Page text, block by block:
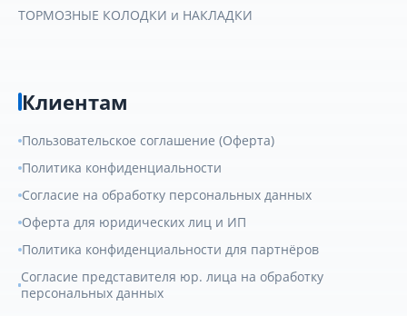
ТОРМОЗНЫЕ КОЛОДКИ и НАКЛАДКИ
Клиентам
Пользовательское соглашение (Оферта)
Политика конфиденциальности
Согласие на обработку персональных данных
Оферта для юридических лиц и ИП
Политика конфиденциальности для партнёров
Согласие представителя юр. лица на обработку
персональных данных